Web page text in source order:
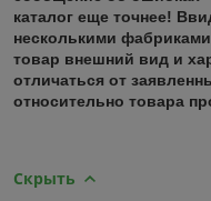
каталог еще точнее!
несколькими
товар внешний вид и
отличаться от
относительно товара
Скрыть